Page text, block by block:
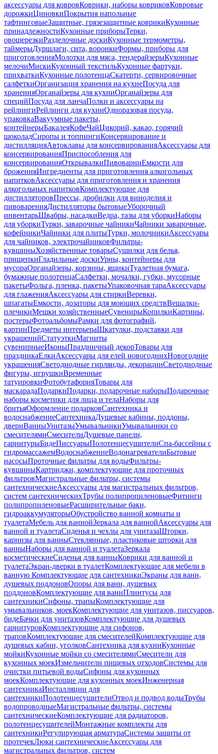
аксессуары для ковровКоврики, наборы ковриковКовровые
дорожкиЦиновкиПокрытия напольные
тафтинговыеЗащитные, грязезащитные коврикиКухонные
принадлежностиКухонные приборыТерки,
овощерезкиРазделочные доскиКухонные термометры,
таймерыДуршлаги, сита, воронкиФормы, приборы для
приготовленияМолотки для мяса, тендерайзерыКухонные
мелочиМискиКухонный текстильКухонные фартуки,
прихваткиКухонные полотенцаСкатерти, сервировочные
салфеткиОрганизация хранения на кухнеПосуда для
храненияОрганайзеры для кухниОрганайзеры для
специйПосуда для ланчаПолки и аксессуары на
рейлингиРейлинги для кухниОдноразовая посуда,
упаковкаВакуумные пакеты,
контейнерыБакалеяКофеЧайЦикорий, какао, горячий
шоколадСиропы и топпингиКонсервирование и
дистилляцияАвтоклавы для консервированияАксессуары для
консервированияПриспособления для
консервированияОткрывалкиПивоварниЕмкости для
броженияИнгредиенты для приготовления алкогольных
напитковАксессуары для приготовления и хранения
алкогольных напитковКомплектующие для
дистилляторовПрессы, дробилки для виноделия и
пивоваренияДистилляторы бытовыеУборочный
инвентарьШвабры, насадкиВедра, тазы для уборкиНаборы
для уборкиТурки, заварочные чайникиЧайники заварочные,
кофейникиЧайники для плитыТурки, молочникиАксессуары
для чайников, электрочайниковФильтры-
кувшиныХозяйственные товарыСушилки для белья,
прищепкиГладильные доскиУрны, контейнеры для
мусораОрганайзеры, корзины, ящикиТуалетная бумага,
бумажные полотенцаСалфетки, мочалки, губки, мусорные
пакетыФольга, пленка, пакетыУпаковочная тараАксессуары
для глаженияАксессуары для стиркиВеревки,
шпагатыЕмкости, дозаторы для моющих средствВешалки-
плечикиМешки хозяйственныеСувенирыКопилкиКартины,
постерыФотоальбомыРамки для фотографий,
картинПредметы интерьераШкатулки, подставки для
украшенийСтатуэткиМагниты
сувенирныеИконыПраздничный декорТовары для
праздникаЕлкиАксессуары для елей новогоднихНовогодние
украшенияСветодиодные гирлянды, декорацииСветодиодные
фигуры, игрушкиВременные
татуировкиФотобутафорияТовары для
маскарадаПодаркиПодарки, подарочные наборыПодарочные
наборы косметики для лица и телаНаборы для
бритьяОформление подарковСантехника и
водоснабжениеСантехникаДушевые кабины, поддоны,
двериВанныУнитазыУмывальникиУмывальники со
смесителямиСмесителиДушевые панели,
гарнитурыБидеПиссуарыПолотенцесушителиСпа-бассейны с
гидромассажемВодоснабжениеВодонагревателиБытовые
насосыПроточные фильтры для водыФильтры-
кувшиныКартриджи, комплектующие для проточных
фильтровМагистральные фильтры, системы
сантехническиеАксессуары для магистральных фильтров,
систем сантехническихТрубы полипропиленовыеФитинги
полипропиленовыеРасширительные баки,
гидроаккумуляторыОбустройство ванной комнаты и
туалетаМебель для ваннойЗеркала для ваннойАксессуары для
ванной и туалетаСиденья и чехлы для унитазаШторки,
карнизы для ванныСтеклянные, пластиковые шторки для
ванныНаборы для ванной и туалетаЗеркала
косметическиеСиденья для ванныКоврики для ванной и
туалетаЭкран-дверки в туалетКомплектующие для мебели в
ванную Комплектующие для сантехникиЭкраны для ванн,
душевых поддоновОпоры для ванн, душевых
поддоновКомплектующие для ваннПлинтусы для
сантехникиСифоны, трапыКомплектующие для
умывальников, моекКомплектующие для унитазов, писсуаров,
бидеБачки для унитазовКомплектующие для душевых
гарнитуровКомплектующие для сифонов,
траповКомплектующие для смесителейКомплектующие для
душевых кабин, уголковСантехника для кухниКухонные
мойкиКухонные мойки со смесителямиСмесители для
кухонных моекИзмельчители пищевых отходовСистемы для
очистки питьевой водыСифоны для кухонных
моекКомплектующие для кухонных моекИнженерная
сантехникаИнсталляции для
сантехникиПолотенцесушителиОтвод и подвод водыТрубы
водопроводныеМагистральные фильтры, системы
сантехническиеКомплектующие для радиаторов,
полотенцесушителейМонтажные комплекты для
сантехникиРегулирующая арматураСистемы защиты от
протечекЛюки сантехническиеАксессуары для
магистральных фильтров, систем